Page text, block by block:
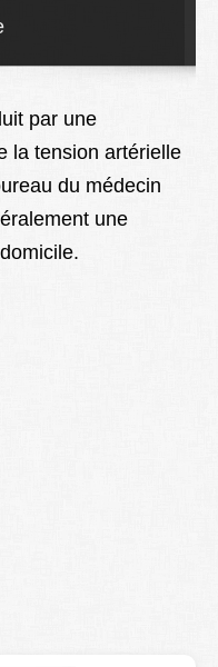
par une
la tension artérielle
du médecin
une